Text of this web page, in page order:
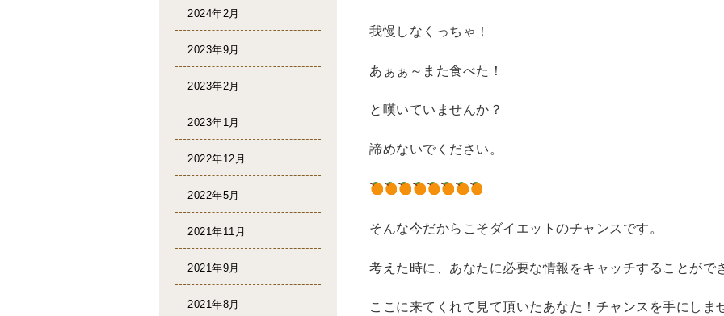
我慢しなくっちゃ！
あぁぁ～また食べた！
と嘆いていませんか？
諦めないでください。
そんな今だからこそダイエットのチャンスです。
考えた時に、あなたに必要な情報をキャッチすることがで
ここに来てくれて見て頂いたあなた！チャンスを手にしま
2024年2月
2023年9月
2023年2月
2023年1月
2022年12月
2022年5月
2021年11月
2021年9月
2021年8月